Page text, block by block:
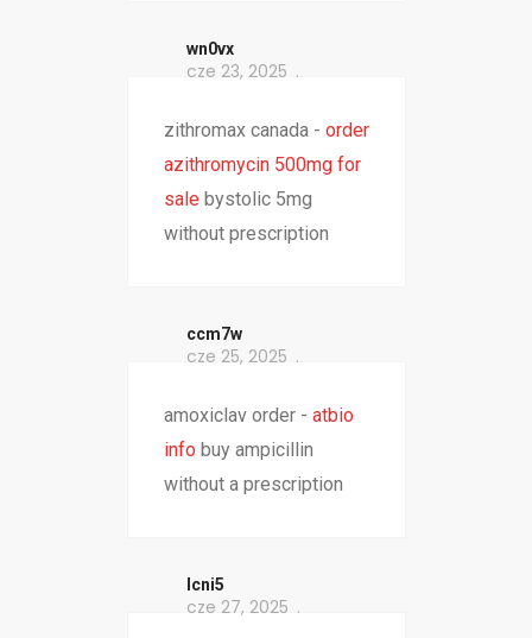
wn0vx
cze 23, 2025
zithromax canada - order
azithromycin 500mg for
sale bystolic 5mg
without prescription
ccm7w
cze 25, 2025
amoxiclav order - atbio
info buy ampicillin
without a prescription
lcni5
cze 27, 2025